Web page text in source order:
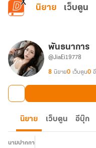
ข้ามไปยังเนื้อหาหลัก
นิยาย เว็บตูน
พันธนาการ
@JiaEi19778
8 นิยาย0 เว็บตูน0
นิยาย เว็บตูน อีบุ๊ก
นามปากกา